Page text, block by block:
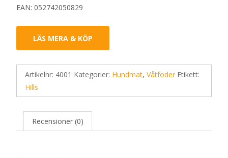
EAN: 052742050829
LÄS MERA & KÖP
Artikelnr: 4001 Kategorier: Hundmat, Våtfoder Etikett:
Hills
Recensioner (0)